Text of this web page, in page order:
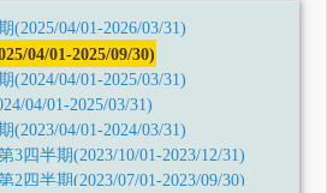
(2025/04/01-2026/03/31)
04/01-2025/09/30)
(2024/04/01-2025/03/31)
04/01-2025/03/31)
(2023/04/01-2024/03/31)
3四半期(2023/10/01-2023/12/31)
2四半期(2023/07/01-2023/09/30)